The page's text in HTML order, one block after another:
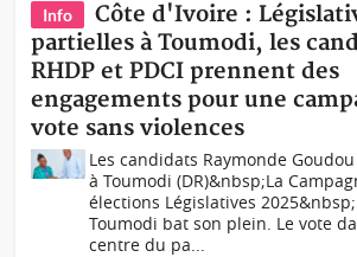
Info
Côte d'Ivoire :
partielles à Toumodi, les
RHDP et PDCI prennent des
engagements pour une
vote sans violences
Les candidats Raymonde
à Toumodi (DR)&nbsp;La
élections Législatives
Toumodi bat son plein. Le vote
centre du pa...